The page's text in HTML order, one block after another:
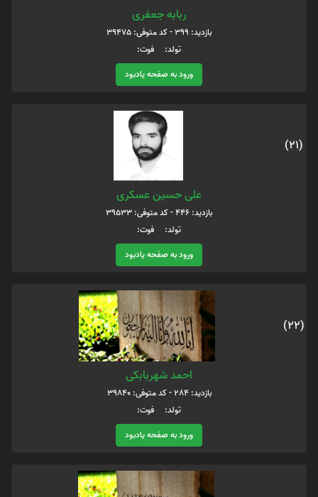
ربابه جعفری
بازدید: 399 - کد متوفی: 39475
تولد: فوت:
ورود به صفحه یادبود
(21)
علی حسین عسکری
بازدید: 446 - کد متوفی: 39533
تولد: فوت:
ورود به صفحه یادبود
(22)
احمد شهربابکی
بازدید: 284 - کد متوفی: 39840
تولد: فوت:
ورود به صفحه یادبود